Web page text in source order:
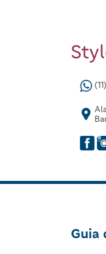
Guia